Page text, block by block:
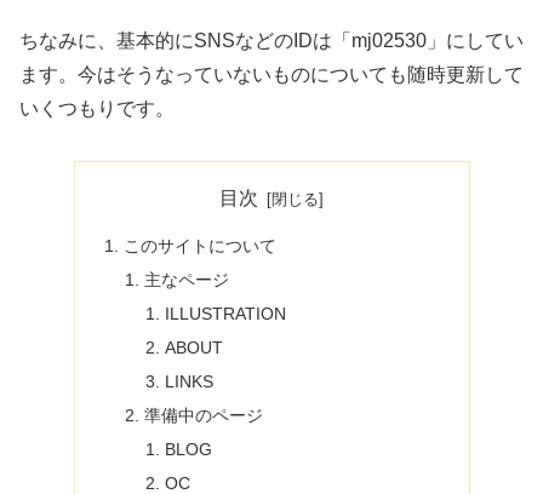
ちなみに、基本的にSNSなどのIDは「mj02530」にしてい
ます。今はそうなっていないものについても随時更新して
いくつもりです。
目次
このサイトについて
主なページ
ILLUSTRATION
ABOUT
LINKS
準備中のページ
BLOG
OC